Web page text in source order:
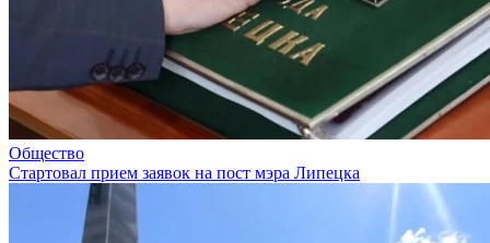
Общество
Стартовал прием заявок на пост мэра Липецка